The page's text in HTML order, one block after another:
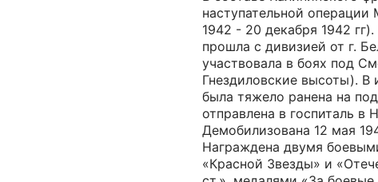
наступательной
1942 - 20 декабря 1942
прошла с дивизией от г.
участвовала в боях под
Гнездиловские высоты). В
была тяжело ранена на
отправлена в госпиталь в
Демобилизована 12 мая
Награждена двумя
«Красной Звезды» и